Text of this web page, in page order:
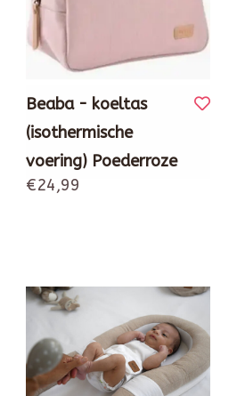
Beaba - koeltas
(isothermische
voering) Poederroze
€24,99